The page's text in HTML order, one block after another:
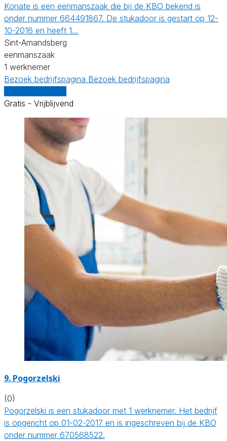
Konate is een eenmanszaak die bij de KBO bekend is
onder nummer 664491867. De stukadoor is gestart op 12-
10-2016 en heeft 1…
Sint-Amandsberg
eenmanszaak
1 werknemer
Bezoek bedrijfspagina Bezoek bedrijfspagina
Gratis - Vrijblijvend
9. Pogorzelski
(0)
Pogorzelski is een stukadoor met 1 werknemer. Het bedrijf
is opgericht op 01-02-2017 en is ingeschreven bij de KBO
onder nummer 670568522.